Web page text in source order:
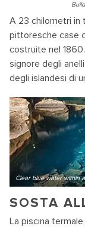
A 23 chilometri in
pittoresche case
costruite nel
signore degli
degli islandesi di
Clear blue water within
SOSTA
La piscina